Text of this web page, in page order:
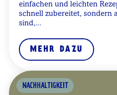
einfachen und leichten
schnell zubereitet, sondern
sind,...
MEHR DAZU
NACHHALTIGKEIT